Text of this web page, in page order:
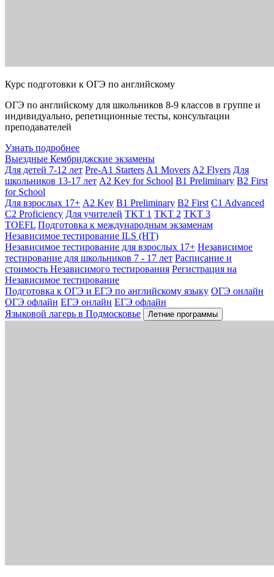
Курс подготовки к ОГЭ по английскому
ОГЭ по английскому для школьников 8-9 классов в группе и
индивидуально, репетиционные тесты, консультации
преподавателей
Узнать подробнее
Выездные Кембриджские экзамены
Для детей 7-12 лет Pre-A1 Starters A1 Movers A2 Flyers Для
школьников 13-17 лет A2 Key for School B1 Preliminary B2 First
for School
Для взрослых 17+ A2 Key B1 Preliminary B2 First C1 Advanced
C2 Proficiency Для учителей TKT 1 TKT 2 TKT 3
TOEFL Подготовка к международным экзаменам
Независимое тестирование ILS (НТ)
Независимое тестирование для взрослых 17+ Независимое
тестирование для школьников 7 - 17 лет Расписание и
стоимость Независимого тестирования Регистрация на
Независимое тестирование
Подготовка к ОГЭ и ЕГЭ по английскому языку ОГЭ онлайн
ОГЭ офлайн ЕГЭ онлайн ЕГЭ офлайн
Языковой лагерь в Подмосковье
Летние программы